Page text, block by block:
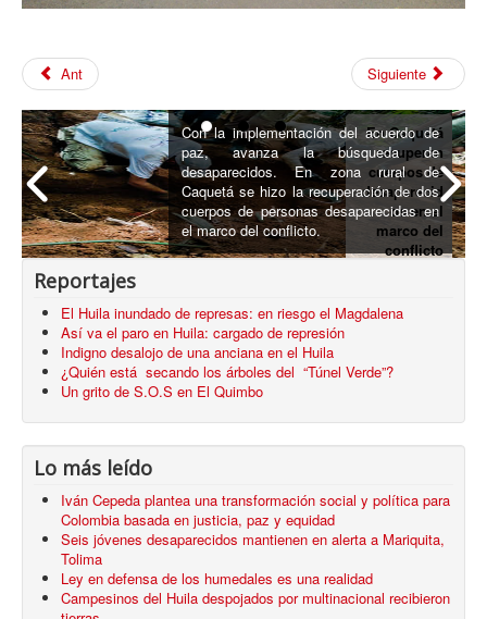
Ant Siguiente
En Caquetá
recuperan
cuerpos de
desaparecid
os en el
marco del
conflicto
Con la implementación del acuerdo de
paz, avanza la búsqueda de
desaparecidos. En zona rural de
Caquetá se hizo la recuperación de dos
cuerpos de personas desaparecidas en
el marco del conflicto.
Reportajes
El Huila inundado de represas: en riesgo el Magdalena
Así va el paro en Huila: cargado de represión
Indigno desalojo de una anciana en el Huila
¿Quién está secando los árboles del “Túnel Verde”?
Un grito de S.O.S en El Quimbo
Lo más leído
Iván Cepeda plantea una transformación social y política para
Colombia basada en justicia, paz y equidad
Seis jóvenes desaparecidos mantienen en alerta a Mariquita,
Tolima
Ley en defensa de los humedales es una realidad
Campesinos del Huila despojados por multinacional recibieron